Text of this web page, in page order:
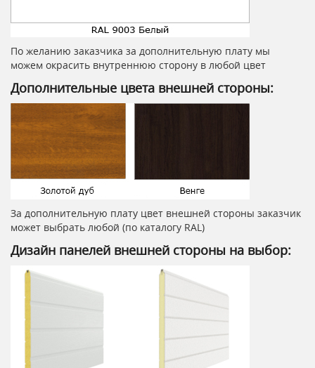
По желанию заказчика за дополнительную плату мы
можем окрасить внутреннюю сторону в любой цвет
Дополнительные цвета внешней стороны:
За дополнительную плату цвет внешней стороны заказчик
может выбрать любой (по каталогу RAL)
Дизайн панелей внешней стороны на выбор: